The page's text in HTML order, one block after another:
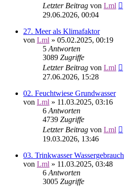
Letzter Beitrag von Lml
29.06.2026, 00:04
27. Meer als Klimafaktor
von Lml » 05.02.2025, 00:19
5 Antworten
3089 Zugriffe
Letzter Beitrag von Lml
27.06.2026, 15:28
02. Feuchtwiese Grundwasser
von Lml » 11.03.2025, 03:16
6 Antworten
4739 Zugriffe
Letzter Beitrag von Lml
19.03.2026, 13:46
03. Trinkwasser Wassergebrauch
von Lml » 11.03.2025, 03:48
6 Antworten
3005 Zugriffe